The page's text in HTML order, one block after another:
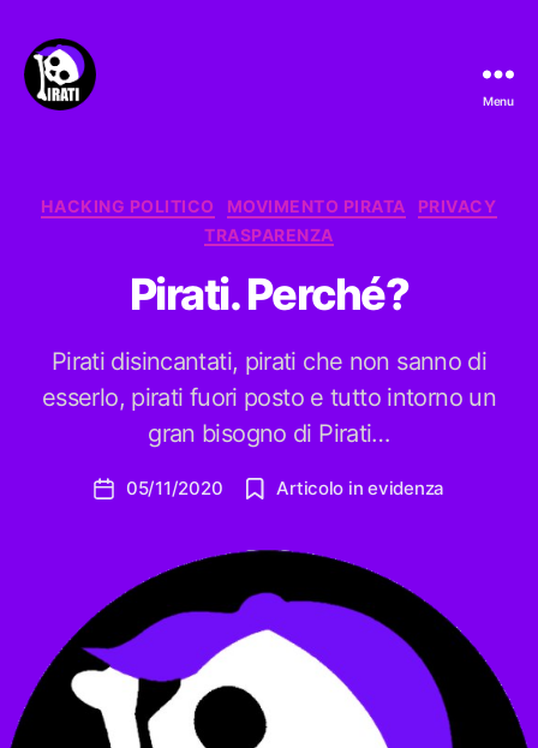
Menu
Categorie
HACKING POLITICO MOVIMENTO PIRATA
PRIVACY
TRASPARENZA
Pirati. Perché?
Pirati disincantati, pirati che non sanno di
esserlo, pirati fuori posto e tutto intorno un
gran bisogno di Pirati…
Data05/11/2020 Articolo in evidenza